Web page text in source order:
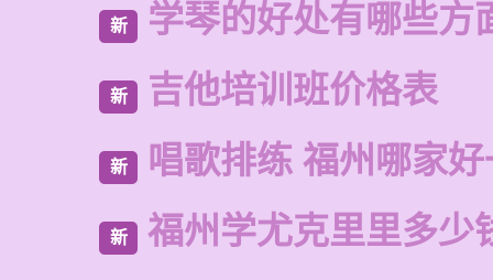
新 学琴的好处有哪些方
新 吉他培训班价格表
新 唱歌排练 福州哪家
新 福州学尤克里里多少